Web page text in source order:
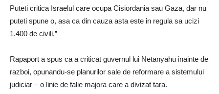
Puteti critica Israelul care ocupa Cisiordania sau Gaza, dar nu
puteti spune o, asa ca din cauza asta este in regula sa ucizi
1.400 de civili.”
Rapaport a spus ca a criticat guvernul lui Netanyahu inainte de
razboi, opunandu-se planurilor sale de reformare a sistemului
judiciar – o linie de falie majora care a divizat tara.